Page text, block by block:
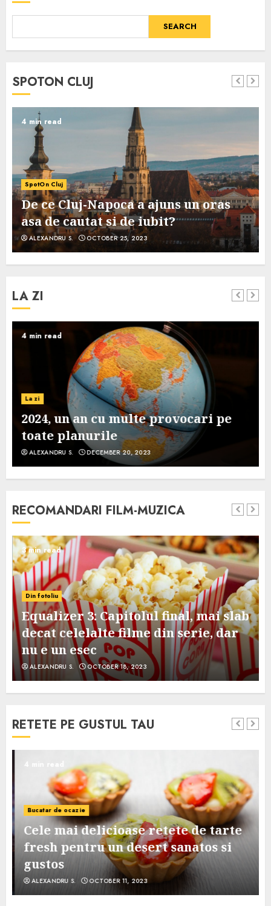
SEARCH
SPOTON CLUJ
4 min read
SpotOn Cluj
De ce Cluj-Napoca a ajuns un oras
asa de cautat si de iubit?
ALEXANDRU S. OCTOBER 25, 2023
LA ZI
4 min read
La zi
2024, un an cu multe provocari pe
toate planurile
ALEXANDRU S. DECEMBER 20, 2023
RECOMANDARI FILM-MUZICA
3 min read
Din fotoliu
Equalizer 3: Capitolul final, mai slab
decat celelalte filme din serie, dar
nu e un esec
ALEXANDRU S. OCTOBER 18, 2023
RETETE PE GUSTUL TAU
4 min read
Bucatar de ocazie
Cele mai delicioase retete de tarte
fresh pentru un desert sanatos si
gustos
ALEXANDRU S. OCTOBER 11, 2023